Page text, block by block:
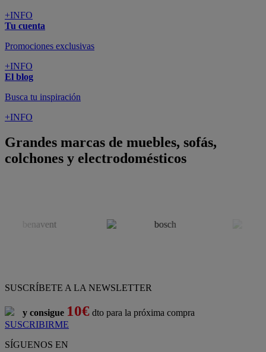
+INFO
Tu cuenta
Promociones exclusivas
+INFO
El blog
Busca tu inspiración
+INFO
Grandes marcas de muebles, sofás,
colchones y electrodomésticos
SUSCRÍBETE A LA NEWSLETTER
y consigue 10€ dto para la próxima compra
SUSCRIBIRME
SÍGUENOS EN